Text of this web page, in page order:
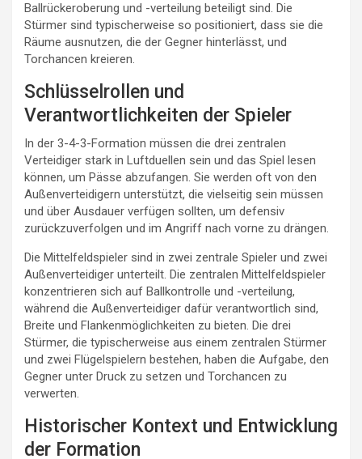
Ballrückeroberung und -verteilung beteiligt sind. Die
Stürmer sind typischerweise so positioniert, dass sie die
Räume ausnutzen, die der Gegner hinterlässt, und
Torchancen kreieren.
Schlüsselrollen und
Verantwortlichkeiten der Spieler
In der 3-4-3-Formation müssen die drei zentralen
Verteidiger stark in Luftduellen sein und das Spiel lesen
können, um Pässe abzufangen. Sie werden oft von den
Außenverteidigern unterstützt, die vielseitig sein müssen
und über Ausdauer verfügen sollten, um defensiv
zurückzuverfolgen und im Angriff nach vorne zu drängen.
Die Mittelfeldspieler sind in zwei zentrale Spieler und zwei
Außenverteidiger unterteilt. Die zentralen Mittelfeldspieler
konzentrieren sich auf Ballkontrolle und -verteilung,
während die Außenverteidiger dafür verantwortlich sind,
Breite und Flankenmöglichkeiten zu bieten. Die drei
Stürmer, die typischerweise aus einem zentralen Stürmer
und zwei Flügelspielern bestehen, haben die Aufgabe, den
Gegner unter Druck zu setzen und Torchancen zu
verwerten.
Historischer Kontext und Entwicklung
der Formation